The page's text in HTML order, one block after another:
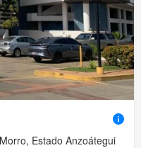
Estado Anzoátegui